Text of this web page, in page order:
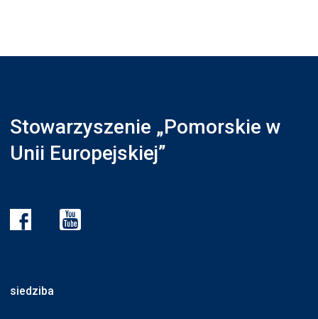
Stowarzyszenie „Pomorskie w
Unii Europejskiej”
siedziba